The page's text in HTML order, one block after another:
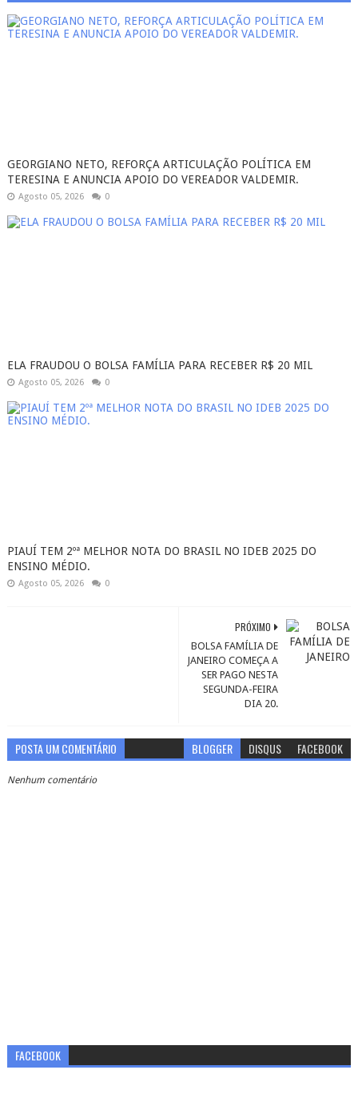
GEORGIANO NETO, REFORÇA ARTICULAÇÃO POLÍTICA EM
TERESINA E ANUNCIA APOIO DO VEREADOR VALDEMIR.
Agosto 05, 2026 0
ELA FRAUDOU O BOLSA FAMÍLIA PARA RECEBER R$ 20 MIL
Agosto 05, 2026 0
PIAUÍ TEM 2ºª MELHOR NOTA DO BRASIL NO IDEB 2025 DO
ENSINO MÉDIO.
Agosto 05, 2026 0
PRÓXIMO
BOLSA FAMÍLIA DE
JANEIRO COMEÇA A
SER PAGO NESTA
SEGUNDA-FEIRA
DIA 20.
POSTA UM COMENTÁRIO BLOGGER DISQUS FACEBOOK
Nenhum comentário
FACEBOOK